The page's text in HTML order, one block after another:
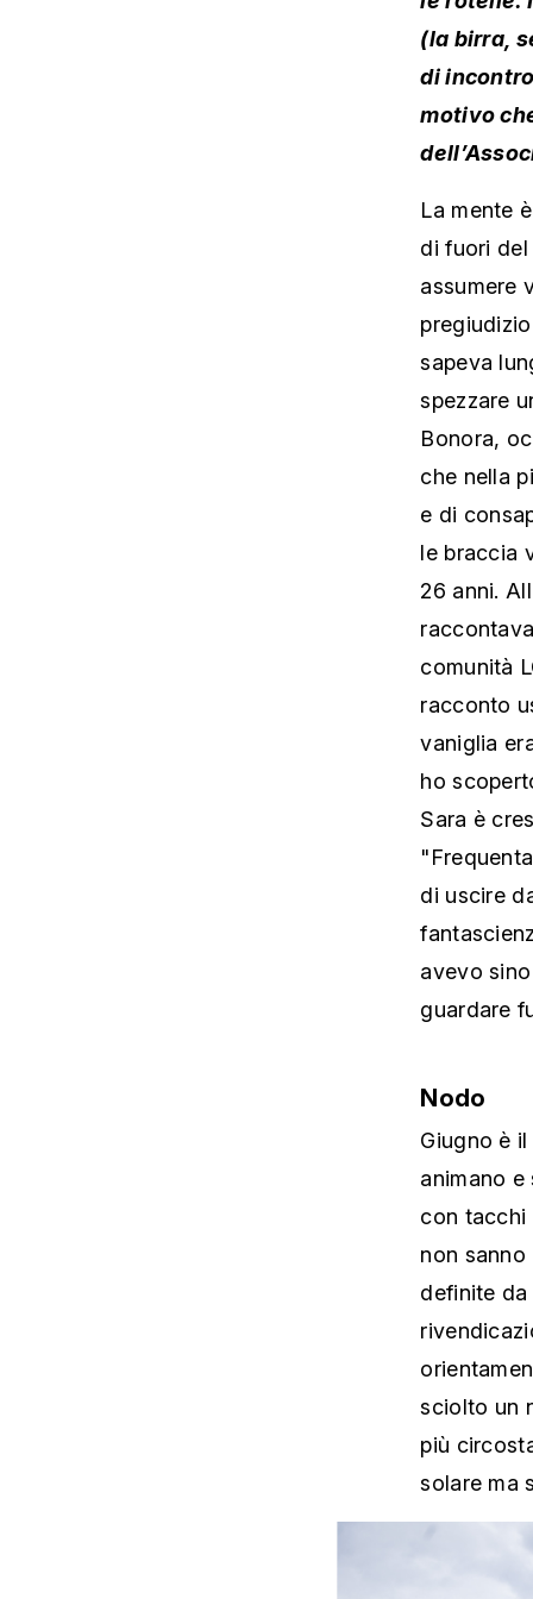
(la birra,
di
motivo
La mente
di fuori
assumere
sapeva
spezzare
Bonora,
che nella
e di
le braccia
26 anni.
comunità
racconto
vaniglia
ho
Sara è
di uscire
avevo
guardare
Nodo
Giugno è
animano
con tacchi
non
definite
sciolto un
più
solare ma